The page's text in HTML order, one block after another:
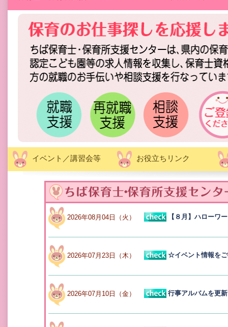
イベント／講習会等 お役立ちリンク
2026年08月04日（火） 【８月】ハローワ
2026年07月23日（木） ☆イベント情報を
2026年07月10日（金） 行事アルバムを更